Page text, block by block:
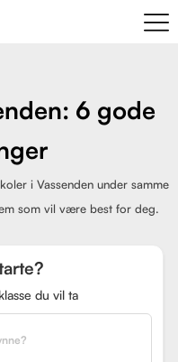
6 gode
i Vassenden under samme
som vil være best for deg.
du vil ta